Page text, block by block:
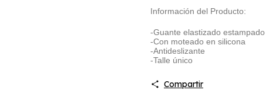
Información del Producto:
-Guante elastizado estampado
-Con moteado en silicona
-Antideslizante
-Talle único
Compartir